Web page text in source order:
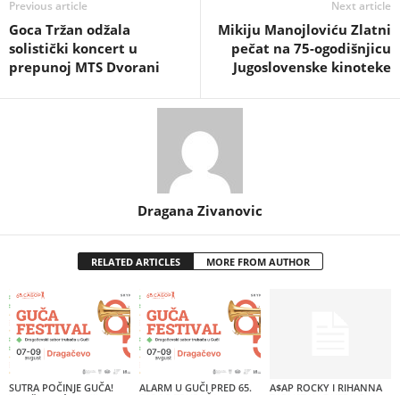
Previous article
Goca Tržan odžala
solistički koncert u
prepunoj MTS Dvorani
Next article
Mikiju Manojloviću Zlatni
pečat na 75-ogodišnjicu
Jugoslovenske kinoteke
Dragana Zivanovic
RELATED ARTICLES MORE FROM AUTHOR
SUTRA POČINJE GUČA!
ALARM U GUČI PRED 65.
A$AP ROCKY I RIHANNA